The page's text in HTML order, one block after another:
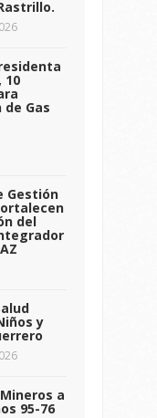
10
Gas
Gestión
del
y
a
95-76